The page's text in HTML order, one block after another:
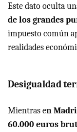
Este dato oculta
de los grandes
impuesto común
realidades
Desigualdad
Mientras en
60.000 euros